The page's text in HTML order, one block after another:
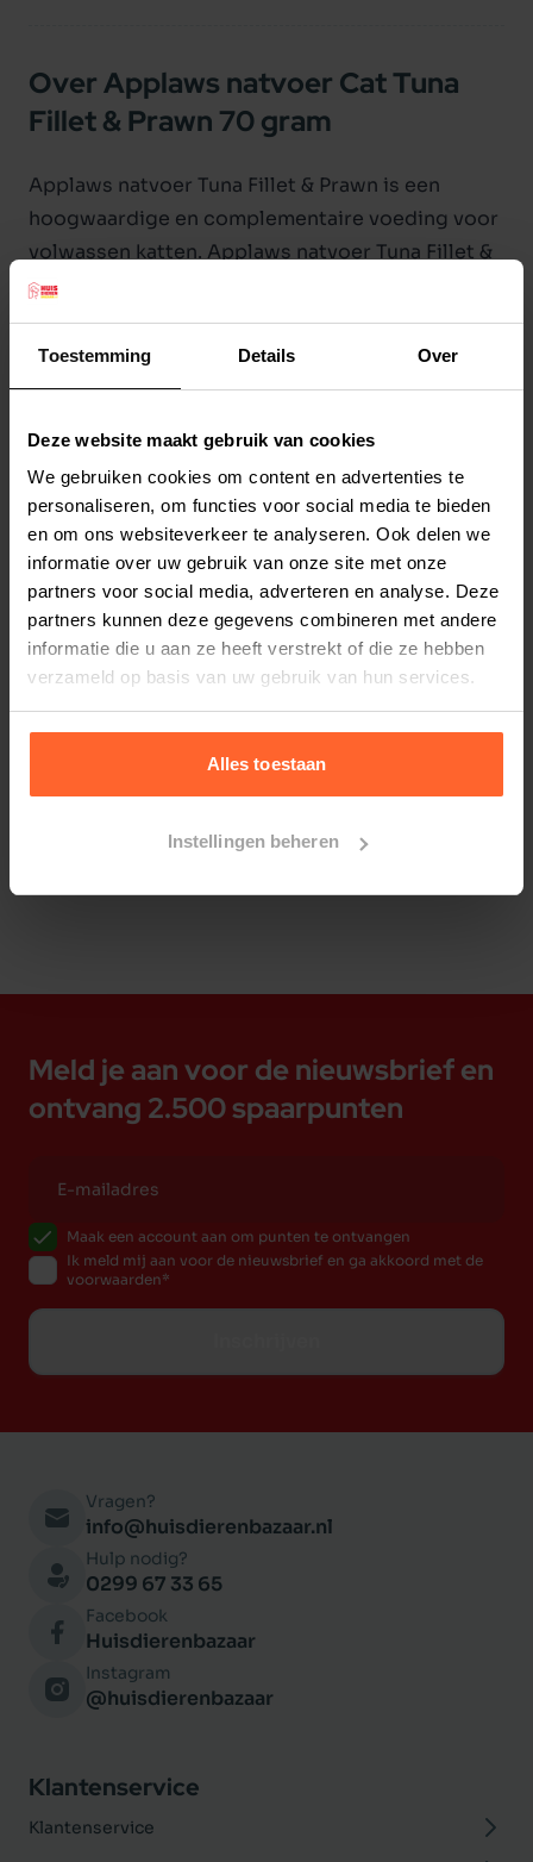
Toestemming Details Over
Deze website maakt gebruik van cookies
We gebruiken cookies om content en advertenties te
personaliseren, om functies voor social media te bieden
en om ons websiteverkeer te analyseren. Ook delen we
informatie over uw gebruik van onze site met onze
partners voor social media, adverteren en analyse. Deze
partners kunnen deze gegevens combineren met andere
informatie die u aan ze heeft verstrekt of die ze hebben
verzameld op basis van uw gebruik van hun services.
Alles toestaan
Instellingen beheren
Over Applaws natvoer Cat Tuna
Fillet & Prawn 70 gram
Applaws natvoer Tuna Fillet & Prawn is een
hoogwaardige en complementaire voeding voor
volwassen katten. Applaws natvoer Tuna Fillet &
Prawn bevat 52% tonijn filet. Applaws
blikvoedingen worden bereid met alleen de
ingredienten die op het etiket staan. In elk blikje
applaws zit een hoog percentage aan dierlijke
ondersteunen u kat een gelukkig en gezond
leven te geven.
Samenstelling:
Tonijn Fillet 52%, Vis Bouillon 24%, Garnalen 23%
en Rijst 1%
Analyse:
Ruwe Eiwit 14%, Ruwe Vezel 1%, Ruw Vet 1%, Ruw
As 2%, Vocht 82%
Stel uw bestelherinnering in:(2 weken)
2 weken
4 weken
6 weken
Elke
8 weken
Elke
10 weken
Elke
12 weken
Meld je aan voor de nieuwsbrief en
ontvang 2.500 spaarpunten
Maak een account aan om punten te ontvangen
Ik meld mij aan voor de nieuwsbrief en ga akkoord met de
voorwaarden
Vragen?
info@huisdierenbazaar.nl
Hulp nodig?
0299 67 33 65
Facebook
Huisdierenbazaar
Instagram
@huisdierenbazaar
Klantenservice
Klantenservice